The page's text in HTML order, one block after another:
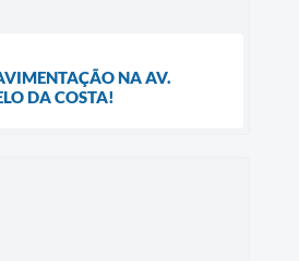
NA AV.
DA COSTA!